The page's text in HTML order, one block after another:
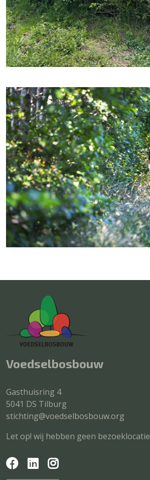
Voedselbosbouw
Gasthuisring 4
5041 DS Tilburg
stichting@voedselbosbouw.org
Let op! wij hebben geen bezoeklocatie